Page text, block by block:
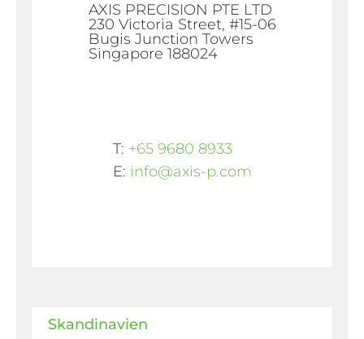
AXIS PRECISION PTE LTD
230 Victoria Street, #15-06
Bugis Junction Towers
Singapore 188024
T: +65 9680 8933
E: info@axis-p.com
Skandinavien